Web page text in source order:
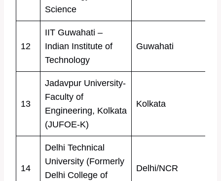
Science
12
IIT Guwahati –
Indian Institute of
Technology
Guwahati
13
Jadavpur University-
Faculty of
Engineering, Kolkata
(JUFOE-K)
Kolkata
14
Delhi Technical
University (Formerly
Delhi College of
Delhi/NCR